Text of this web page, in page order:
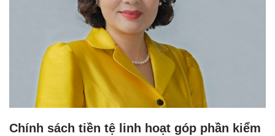
Chính sách tiền tệ linh hoạt góp phần kiểm